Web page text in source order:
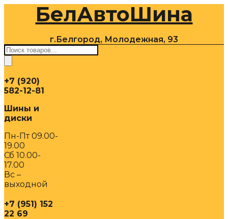
содержимомуБелАвтоШина
г.Белгород, Молодежная, 93
Поиск
товаров
+7 (920)
582-12-81
Шины и
диски
Пн-Пт 09.00-
19.00
Сб 10.00-
17.00
Вс –
выходной
+7 (951) 152
22 69